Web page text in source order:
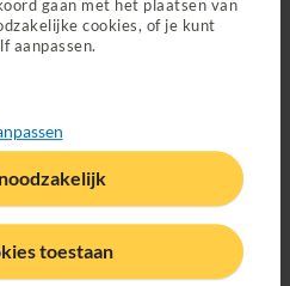
gaan met het plaatsen van
cookies, of je kunt
aanpassen.
toestaan
Dat betekent
gecontracteerde